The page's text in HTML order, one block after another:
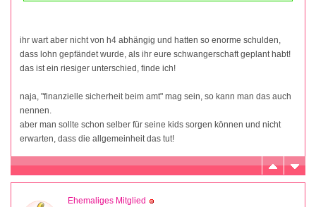
ihr wart aber nicht von h4 abhängig und hatten so enorme schulden,
dass lohn gepfändet wurde, als ihr eure schwangerschaft geplant habt!
das ist ein riesiger unterschied, finde ich!
naja, "finanzielle sicherheit beim amt" mag sein, so kann man das auch
nennen.
aber man sollte schon selber für seine kids sorgen können und nicht
erwarten, dass die allgemeinheit das tut!
Ehemaliges Mitglied